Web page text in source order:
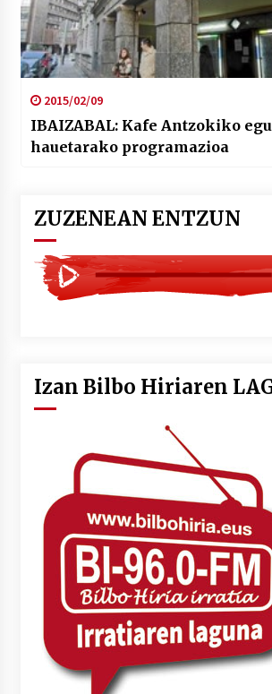
2015/02/09
IBAIZABAL: Kafe Antzokiko
hauetarako programazioa
ZUZENEAN ENTZUN
Izan Bilbo Hiriaren